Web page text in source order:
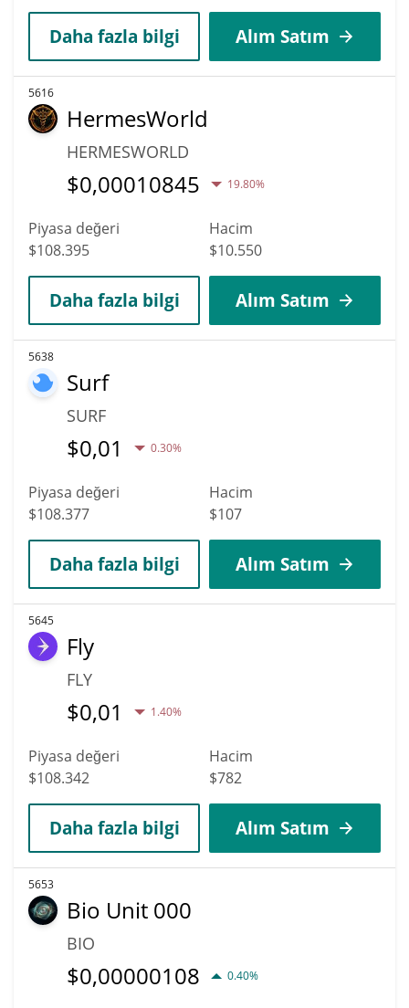
Daha fazla bilgi Alım Satım
5616
HermesWorld
HERMESWORLD
$0,00010845 19.80%
Piyasa değeri
$108.395
Hacim
$10.550
Daha fazla bilgi Alım Satım
5638
Surf
SURF
$0,01 0.30%
Piyasa değeri
$108.377
Hacim
$107
Daha fazla bilgi Alım Satım
5645
Fly
FLY
$0,01 1.40%
Piyasa değeri
$108.342
Hacim
$782
Daha fazla bilgi Alım Satım
5653
Bio Unit 000
BIO
$0,00000108 0.40%